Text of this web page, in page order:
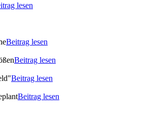
lesen
Beitrag lesen
Beitrag lesen
Beitrag lesen
Beitrag lesen